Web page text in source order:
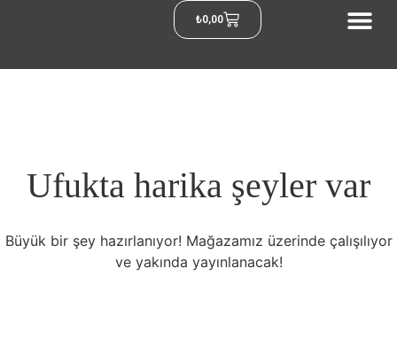
₺0,00
Ufukta harika şeyler var
Büyük bir şey hazırlanıyor! Mağazamız üzerinde çalışılıyor
ve yakında yayınlanacak!